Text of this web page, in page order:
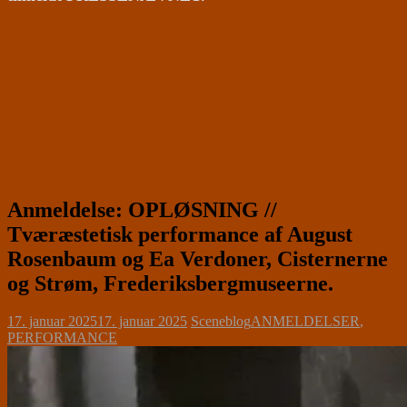
Anmeldelse: OPLØSNING //
Tværæstetisk performance af August
Rosenbaum og Ea Verdoner, Cisternerne
og Strøm, Frederiksbergmuseerne.
17. januar 202517. januar 2025 SceneblogANMELDELSER,
PERFORMANCE